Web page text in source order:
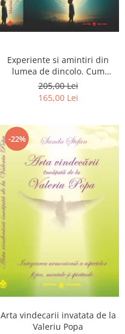
Experiente si amintiri din
lumea de dincolo. Cum
obtinem puteri
extrasenzoriale - cu exercitii
205,00 Lei
165,00 Lei
-22%
Arta vindecarii invatata de la
Valeriu Popa